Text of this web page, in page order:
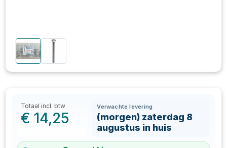
Totaal incl. btw
€ 14,25
Verwachte levering
(morgen) zaterdag 8
augustus in huis